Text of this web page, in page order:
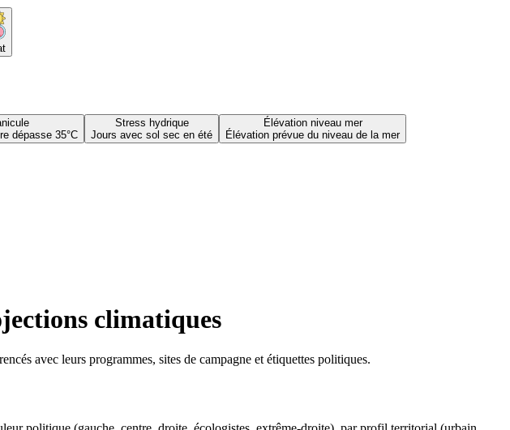
dépasse 35°C
Stress hydrique
Jours avec sol sec en été
Élévation niveau mer
Élévation prévue du niveau de la mer
climatiques
avec leurs programmes, sites de campagne et étiquettes politiques.